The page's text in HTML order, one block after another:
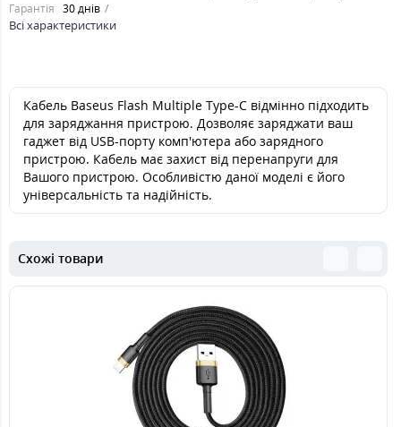
Гарантія 30 днів
Всі характеристики
Кабель Baseus Flash Multiple Type-C відмінно підходить
для заряджання пристрою. Дозволяє заряджати ваш
гаджет від USB-порту комп'ютера або зарядного
пристрою. Кабель має захист від перенапруги для
Вашого пристрою. Особливістю даної моделі є його
універсальність та надійність.
Схожі товари